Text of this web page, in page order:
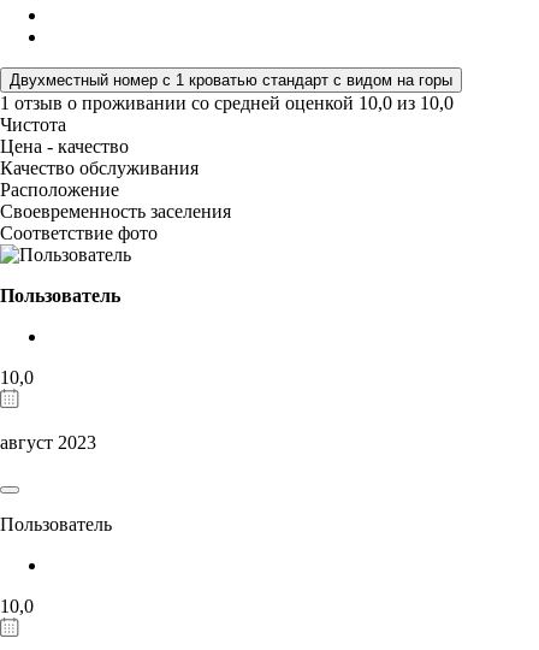
Двухместный номер с 1 кроватью стандарт с видом на горы
1 отзыв о проживании со средней оценкой 10,0 из 10,0
Чистота
Цена - качество
Качество обслуживания
Расположение
Своевременность заселения
Соответствие фото
Пользователь
10,0
август 2023
Пользователь
10,0